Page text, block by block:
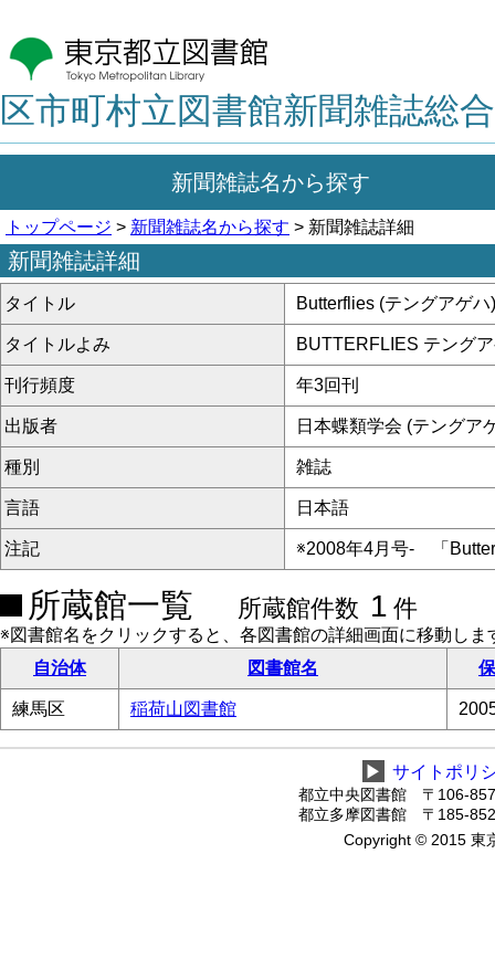
区市町村立図書館新聞雑誌総
新聞雑誌名から探す
トップページ > 新聞雑誌名から探す > 新聞雑誌詳細
新聞雑誌詳細
タイトル Butterflies (テングアゲハ)
タイトルよみ BUTTERFLIES テング
刊行頻度 年3回刊
出版者 日本蝶類学会 (テングア
種別 雑誌
言語 日本語
注記 ※2008年4月号- 「
所蔵館一覧 所蔵館件数 1 件
※図書館名をクリックすると、各図書館の詳細画面に移動しま
自治体
図書館名
練馬区 稲荷山図書館
▶ サイトポリ
都立中央図書館 〒106-
都立多摩図書館 〒185-
Copyright © 2015 東